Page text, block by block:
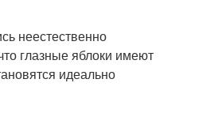
неестественно
глазные яблоки имеют
идеально